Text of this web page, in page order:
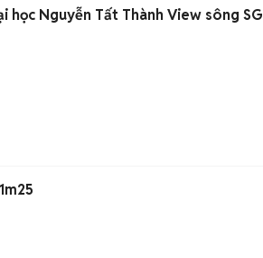
học Nguyễn Tất Thành View sông SG